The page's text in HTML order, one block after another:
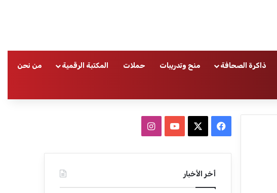
ذاكرة الصحافة منح وتدريبات حملات المكتبة الرقمية من نحن
ب
u
ا
ت
أخر الأخبار